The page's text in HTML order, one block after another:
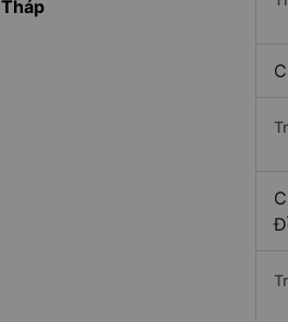
Tháp